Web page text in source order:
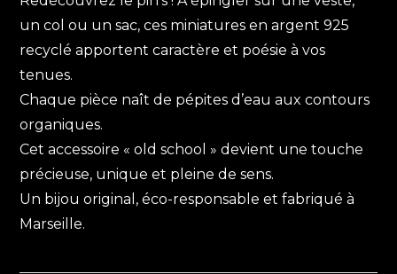
un col ou un sac, ces miniatures en argent 925
recyclé apportent caractère et poésie à vos
tenues.
Chaque pièce naît de pépites d’eau aux contours
organiques.
Cet accessoire « old school » devient une touche
précieuse, unique et pleine de sens.
Un bijou original, éco-responsable et fabriqué à
Marseille.